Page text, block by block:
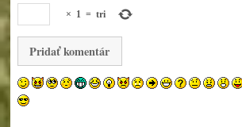
× 1 = tri